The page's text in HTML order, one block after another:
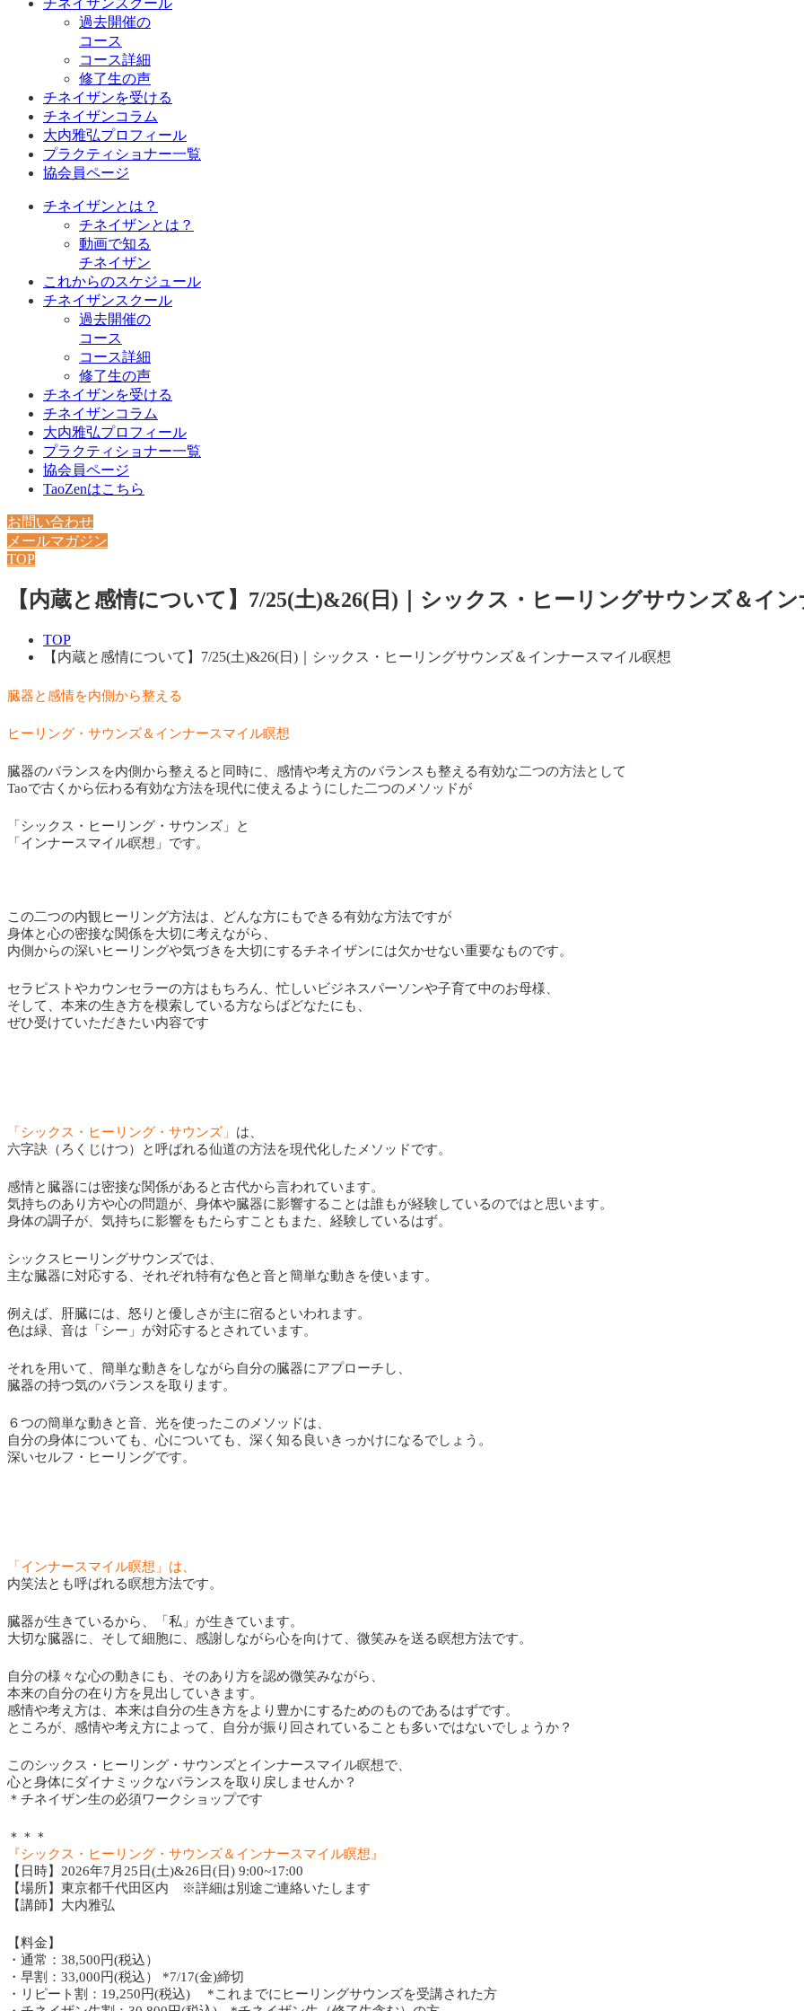
チネイザンスクール
過去開催の
コース
コース詳細
修了生の声
チネイザンを受ける
チネイザンコラム
大内雅弘プロフィール
プラクティショナー一覧
協会員ページ
チネイザンとは？
チネイザンとは？
動画で知る
チネイザン
これからのスケジュール
チネイザンスクール
過去開催の
コース
コース詳細
修了生の声
チネイザンを受ける
チネイザンコラム
大内雅弘プロフィール
プラクティショナー一覧
協会員ページ
TaoZenはこちら
お問い合わせ
メールマガジン
TOP
【内蔵と感情について】7/25(土)&26(日)｜シックス・ヒーリングサウンズ＆イ
TOP
【内蔵と感情について】7/25(土)&26(日)｜シックス・ヒーリングサウンズ＆インナースマイル瞑想
臓器と感情を内側から整える
ヒーリング・サウンズ＆インナースマイル瞑想
臓器のバランスを内側から整えると同時に、感情や考え方のバランスも整える有効な二つの方法として
Taoで古くから伝わる有効な方法を現代に使えるようにした二つのメソッドが
「シックス・ヒーリング・サウンズ」と
「インナースマイル瞑想」です。
この二つの内観ヒーリング方法は、どんな方にもできる有効な方法ですが
身体と心の密接な関係を大切に考えながら、
内側からの深いヒーリングや気づきを大切にするチネイザンには欠かせない重要なものです。
セラピストやカウンセラーの方はもちろん、忙しいビジネスパーソンや子育て中のお母様、
そして、本来の生き方を模索している方ならばどなたにも、
ぜひ受けていただきたい内容です
「シックス・ヒーリング・サウンズ」 は、
六字訣（ろくじけつ）と呼ばれる仙道の方法を現代化したメソッドです。
感情と臓器には密接な関係があると古代から言われています。
気持ちのあり方や心の問題が、身体や臓器に影響することは誰もが経験しているのではと思います。
身体の調子が、気持ちに影響をもたらすこともまた、経験しているはず。
シックスヒーリングサウンズでは、
主な臓器に対応する、それぞれ特有な色と音と簡単な動きを使います。
例えば、肝臓には、怒りと優しさが主に宿るといわれます。
色は緑、音は「シー」が対応するとされています。
それを用いて、簡単な動きをしながら自分の臓器にアプローチし、
臓器の持つ気のバランスを取ります。
６つの簡単な動きと音、光を使ったこのメソッドは、
自分の身体についても、心についても、深く知る良いきっかけになるでしょう。
深いセルフ・ヒーリングです。
「インナースマイル瞑想」は、
内笑法とも呼ばれる瞑想方法です。
臓器が生きているから、「私」が生きています。
大切な臓器に、そして細胞に、感謝しながら心を向けて、微笑みを送る瞑想方法です。
自分の様々な心の動きにも、そのあり方を認め微笑みながら、
本来の自分の在り方を見出していきます。
感情や考え方は、本来は自分の生き方をより豊かにするためのものであるはずです。
ところが、感情や考え方によって、自分が振り回されていることも多いではないでしょうか？
このシックス・ヒーリング・サウンズとインナースマイル瞑想で、
心と身体にダイナミックなバランスを取り戻しませんか？
＊チネイザン生の必須ワークショップです
＊＊＊
『シックス・ヒーリング・サウンズ＆インナースマイル瞑想』
【日時】2026年7月25日(土)&26日(日) 9:00~17:00
【場所】東京都千代田区内 ※詳細は別途ご連絡いたします
【講師】大内雅弘
【料金】
・通常：38,500円(税込）
・早割：33,000円(税込） *7/17(金)締切
・リピート割：19,250円(税込) *これまでにヒーリングサウンズを受講された方